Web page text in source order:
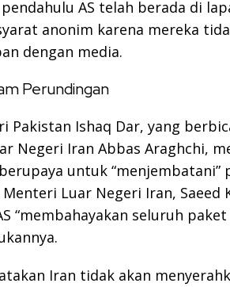
AS telah berada di
anonim karena mereka
dengan media.
Perundingan
Pakistan Ishaq Dar, yang
Negeri Iran Abbas Araghchi,
untuk “menjembatani”
Luar Negeri Iran, Saeed
“membahayakan seluruh
Iran tidak akan